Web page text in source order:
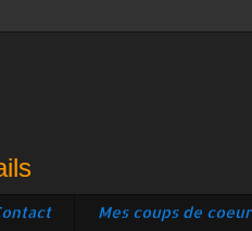
Mes coups de coeur